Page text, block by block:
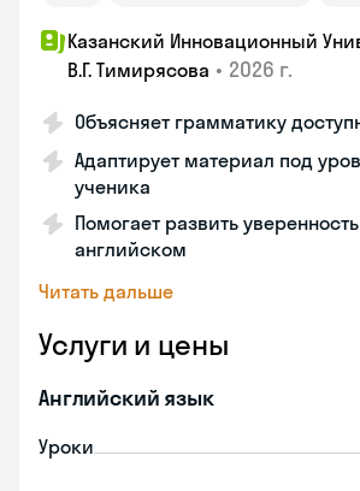
Казанский Инновационный
В.Г. Тимирясова • 2026 г.
Объясняет грамматику
Адаптирует материал под
ученика
Помогает развить
английском
Читать дальше
Услуги и цены
Английский язык
Уроки